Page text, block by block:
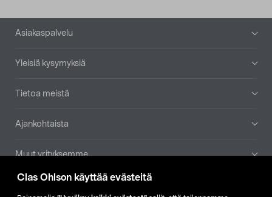
Clas Ohlson käyttää evästeitä
Alatunniste
Asiakaspalvelu
Yleisiä kysymyksiä
Tietoa meistä
Ajankohtaista
Muut yrityksemme
Etsi myymälä